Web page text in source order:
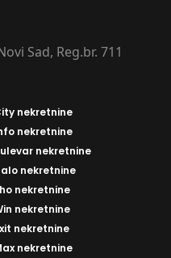
Sad, Reg.br. 711
nekretnine
nekretnine
nekretnine
nekretnine
nekretnine
nekretnine
nekretnine
nekretnine